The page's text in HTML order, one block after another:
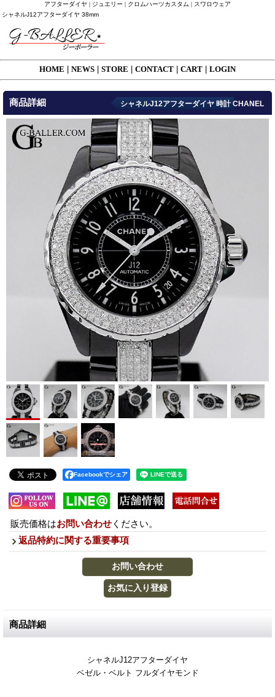
アフターダイヤ | ジュエリー | クロムハーツカスタム | スワロウェア
シャネルJ12アフターダイヤ 38mm
HOME NEWS STORE CONTACT CART LOGIN
商品詳細 シャネルJ12アフターダイヤ 時計 CHANEL
Facebookでシェア
販売価格はお問い合わせ ください。
返品特約に関する重要事項
商品詳細
シャネルJ12アフターダイヤ
ベゼル・ベルト フルダイヤモンド